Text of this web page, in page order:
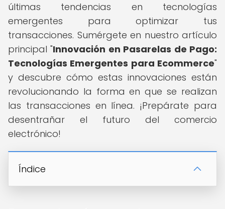
últimas tendencias en tecnologías
emergentes para optimizar tus
transacciones. Sumérgete en nuestro artículo
principal "Innovación en Pasarelas de Pago:
Tecnologías Emergentes para Ecommerce"
y descubre cómo estas innovaciones están
revolucionando la forma en que se realizan
las transacciones en línea. ¡Prepárate para
desentrañar el futuro del comercio
electrónico!
Índice